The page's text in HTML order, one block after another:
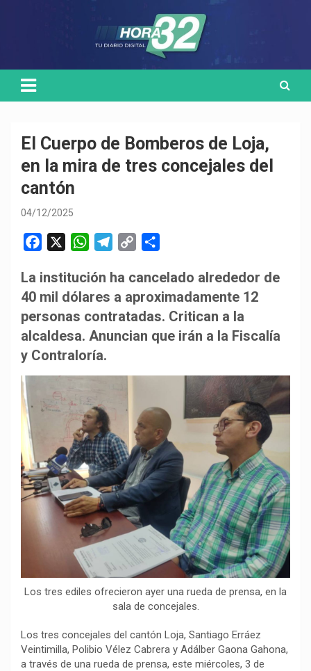
El Cuerpo de Bomberos de Loja,
en la mira de tres concejales del
cantón
04/12/2025
c
e
b
o
o
W
a
t
s
A
p
l
e
g
r
p
y
L
i
m
p
a
r
La institución ha cancelado alrededor de
40 mil dólares a aproximadamente 12
personas contratadas. Critican a la
alcaldesa. Anuncian que irán a la Fiscalía
y Contraloría.
Los tres ediles ofrecieron ayer una rueda de prensa, en la
sala de concejales.
Los tres concejales del cantón Loja, Santiago Erráez
Veintimilla, Polibio Vélez Cabrera y Adálber Gaona Gahona,
a través de una rueda de prensa, este miércoles, 3 de